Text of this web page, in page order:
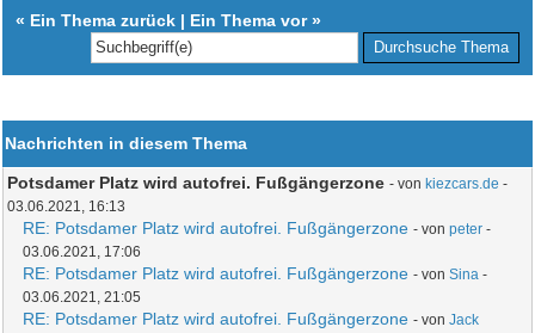
« Ein Thema zurück | Ein Thema vor»
Nachrichten in diesem Thema
Potsdamer Platz wird autofrei. Fußgängerzone - von kiezcars.de -
03.06.2021, 16:13
RE: Potsdamer Platz wird autofrei. Fußgängerzone - vonpeter -
03.06.2021, 17:06
RE: Potsdamer Platz wird autofrei. Fußgängerzone - vonSina -
03.06.2021, 21:05
RE: Potsdamer Platz wird autofrei. Fußgängerzone - vonJack